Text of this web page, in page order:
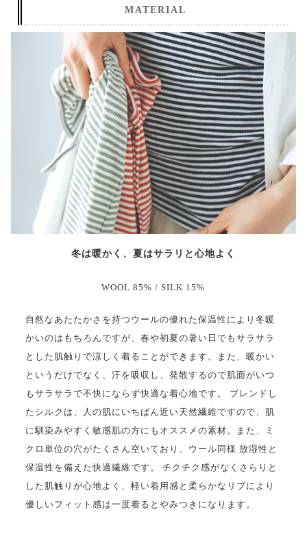
MATERIAL
冬は暖かく、夏はサラリと心地よく
WOOL 85% / SILK 15%
自然なあたたかさを持つウールの優れた保温性により冬暖
かいのはもちろんですが、春や初夏の暑い日でもサラサラ
とした肌触りで涼しく着ることができます。また、暖かい
というだけでなく、汗を吸収し、発散するので肌面がいつ
もサラサラで不快にならず快適な着心地です。 ブレンドし
たシルクは、人の肌にいちばん近い天然繊維ですので、肌
に馴染みやすく敏感肌の方にもオススメの素材。また、ミ
クロ単位の穴がたくさん空いており、ウール同様 放湿性と
保温性を備えた快適繊維です。 チクチク感がなくさらりと
した肌触りが心地よく、軽い着用感と柔らかなリブにより
優しいフィット感は一度着るとやみつきになります。